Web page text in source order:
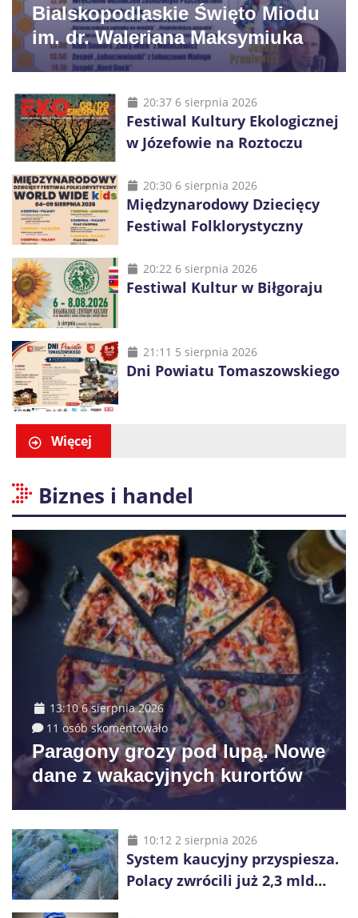
Bialskopodlaskie Święto Miodu
im. dr. Waleriana Maksymiuka
20:37 6 sierpnia 2026
Festiwal Kultury Ekologicznej
w Józefowie na Roztoczu
20:30 6 sierpnia 2026
Międzynarodowy Dziecięcy
Festiwal Folklorystyczny
20:22 6 sierpnia 2026
Festiwal Kultur w Biłgoraju
21:11 5 sierpnia 2026
Dni Powiatu Tomaszowskiego
Więcej
Biznes i handel
13:10 6 sierpnia 2026
11 osób skomentowało
Paragony grozy pod lupą. Nowe
dane z wakacyjnych kurortów
10:12 2 sierpnia 2026
System kaucyjny przyspiesza.
Polacy zwrócili już 2,3 mld